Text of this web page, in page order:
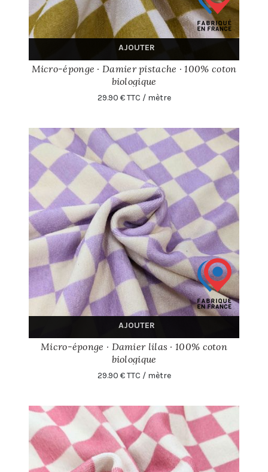
AJOUTER
Micro-éponge · Damier pistache · 100% coton
biologique
29.90 € TTC / mètre
AJOUTER
Micro-éponge · Damier lilas · 100% coton
biologique
29.90 € TTC / mètre